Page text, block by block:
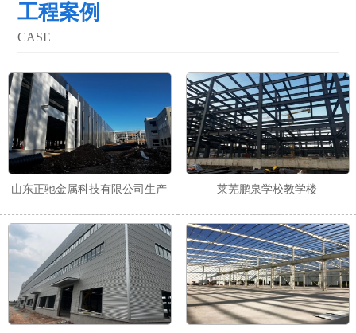
工程案例
CASE
山东正驰金属科技有限公司生产
莱芜鹏泉学校教学楼